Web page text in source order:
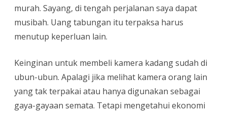
murah. Sayang, di tengah perjalanan saya dapat
musibah. Uang tabungan itu terpaksa harus
menutup keperluan lain.
Keinginan untuk membeli kamera kadang sudah di
ubun-ubun. Apalagi jika melihat kamera orang lain
yang tak terpakai atau hanya digunakan sebagai
gaya-gayaan semata. Tetapi mengetahui ekonomi